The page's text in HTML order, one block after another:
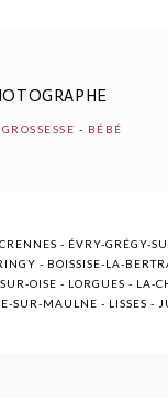
GROSSESSE - BÉBÉ
- ÉVRY-GRÉGY-
- BOISSISE-LA-
OISE - LORGUES - LA-
SUR-MAULNE - LISSES -